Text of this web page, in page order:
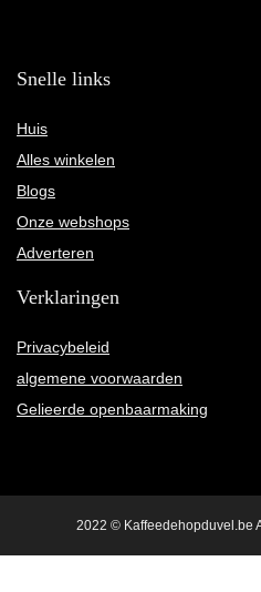
Snelle links
Huis
Alles winkelen
Blogs
Onze webshops
Adverteren
Verklaringen
Privacybeleid
algemene voorwaarden
Gelieerde openbaarmaking
2022 © Kaffeedehopduvel.be